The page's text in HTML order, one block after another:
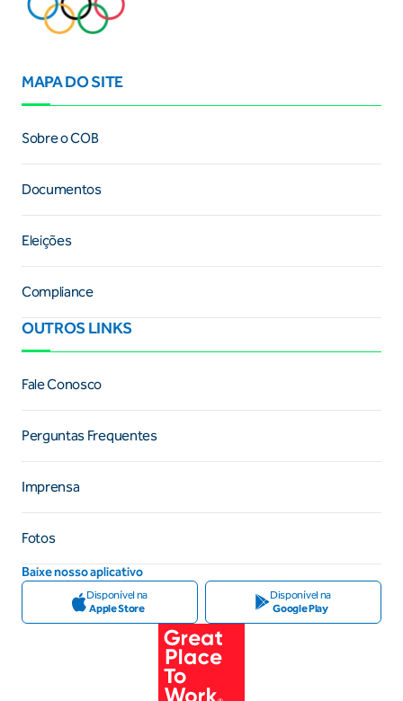
MAPA DO SITE
Sobre o COB
Documentos
Eleições
Compliance
OUTROS LINKS
Fale Conosco
Perguntas Frequentes
Imprensa
Fotos
Baixe nosso aplicativo
Disponível na
Apple Store
Disponível na
Google Play